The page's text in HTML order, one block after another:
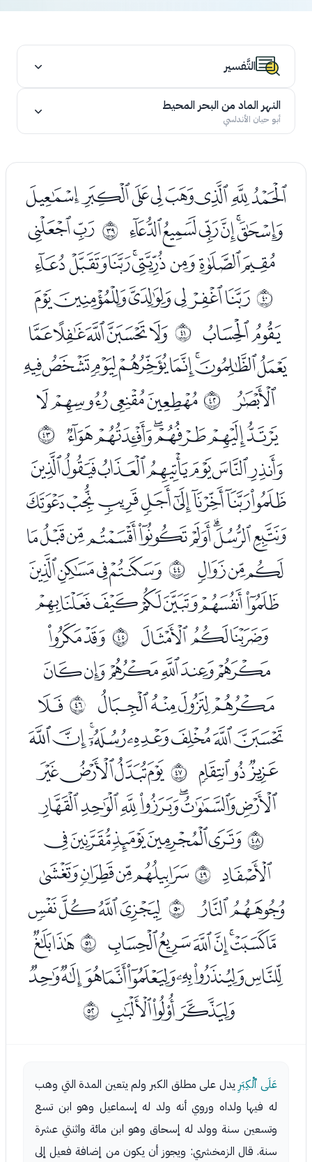
التَّفسير
النهر الماد من البحر المحيط
أبو حيان الأندلسي
ﯓﯔﯕﯖﯗﯘﯙﯚ
ﯛﯜﯝﯞﯟﯠ ﰦ ﯢﯣ
ﯤﯥﯦﯧﯨﯩﯪﯫ
ﰧﯭﯮﯯﯰﯱﯲ
ﯳﯴ ﰨ ﯶﯷﯸﯹﯺ
ﯻﯼﯽﯾﯿﰀﰁﰂ
ﰃ ﰩﭑﭒﭓﭔ
ﭕﭖﭗﭘﭙﭚ ﰪ
ﭜﭝﭞﭟﭠﭡﭢ
ﭣﭤﭥﭦﭧﭨﭩﭪ
ﭫﭬﭭﭮﭯﭰﭱﭲﭳ
ﭴﭵﭶ ﰫ ﭸﭹﭺﭻ
ﭼﭽﭾﭿﮀﮁﮂ
ﮃﮄﮅ ﰬ ﮇﮈ
ﮉﮊﮋﮌﮍﮎ
ﮏﮐﮑﮒ ﰭﮔ
ﮕﮖﮗﮘﮙﮚﮛﮜ
ﮝﮞﮟ ﰮﮡﮢﮣﮤ
ﮥﮦﮧﮨﮩﮪﮫ
ﰯﮭﮮﮯﮰﮱ
ﯓ ﰰﯕﯖﯗﯘ
ﯙﯚ ﰱﯜﯝﯞﯟ
ﯠﯡﯢﯣﯤﯥﯦ ﰲﯨﯩ
ﯪﯫﯬﯭﯮﯯﯰﯱ
ﯲﯳﯴ ﰳ
عَلَى ٱلْكِبَرِ يدل على مطلق الكبر ولم يتعين المدة التي وهب
له فيها ولداه وروي أنه ولد له إسماعيل وهو ابن تسع
وتسعين سنة وولد له إسحاق وهو ابن مائة واثنتي عشرة
سنة. قال الزمخشري: ويجوز أن يكون من إضافة فعيل إلى